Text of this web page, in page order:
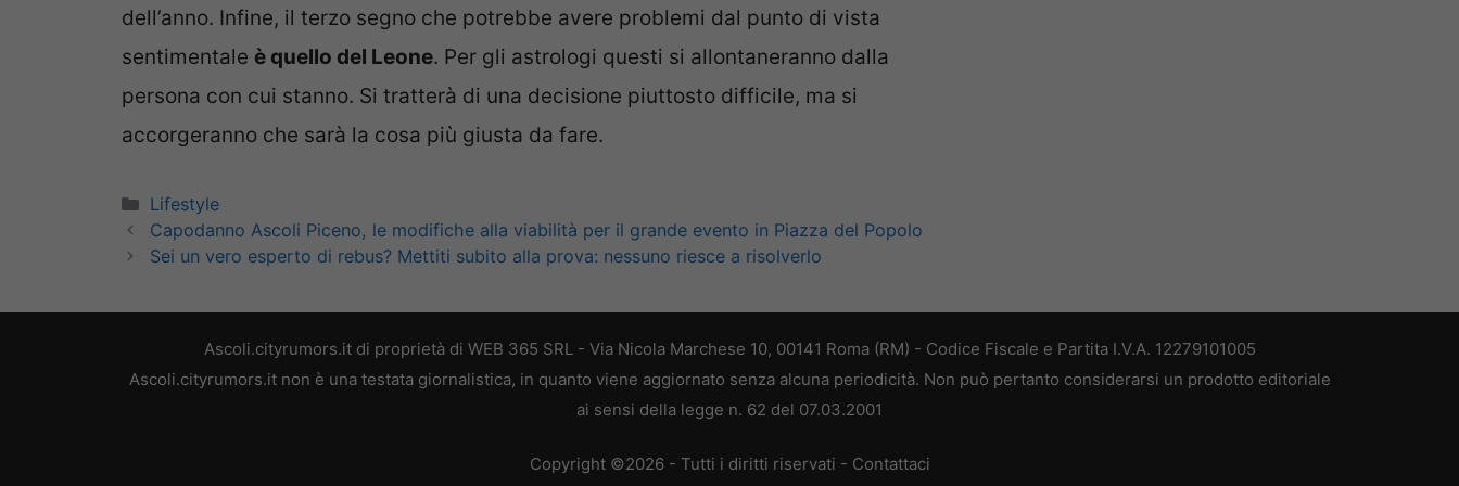
dell’anno. Infine, il terzo segno che potrebbe avere problemi dal punto di vista
sentimentale è quello del Leone. Per gli astrologi questi si allontaneranno dalla
persona con cui stanno. Si tratterà di una decisione piuttosto difficile, ma si
accorgeranno che sarà la cosa più giusta da fare.
Categorie
Lifestyle
Capodanno Ascoli Piceno, le modifiche alla viabilità per il grande evento in Piazza del Popolo
Sei un vero esperto di rebus? Mettiti subito alla prova: nessuno riesce a risolverlo
Ascoli.cityrumors.it di proprietà di WEB 365 SRL - Via Nicola Marchese 10, 00141 Roma (RM) - Codice Fiscale e Partita I.V.A. 12279101005
Ascoli.cityrumors.it non è una testata giornalistica, in quanto viene aggiornato senza alcuna periodicità. Non può pertanto considerarsi un prodotto editoriale
ai sensi della legge n. 62 del 07.03.2001
Copyright ©2026 - Tutti i diritti riservati - Contattaci